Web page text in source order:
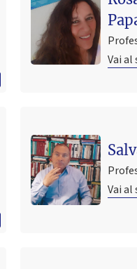
Vai
Vai
CORSO FREQ STORIA